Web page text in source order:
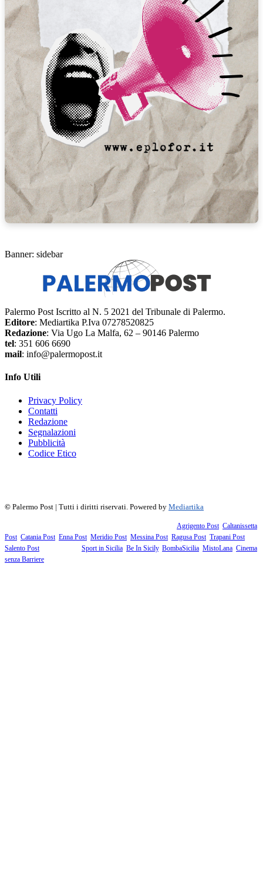
Banner: sidebar
Palermo Post Iscritto al N. 5 2021 del Tribunale di Palermo.
Editore: Mediartika P.Iva 07278520825
Redazione: Via Ugo La Malfa, 62 – 90146 Palermo
tel: 351 606 6690
mail: info@palermopost.it
Info Utili
Privacy Policy
Contatti
Redazione
Segnalazioni
Pubblicità
Codice Etico
© Palermo Post | Tutti i diritti riservati. Powered by Mediartika
Agrigento Post, Caltanissetta
Post, Catania Post, Enna Post, Meridio Post, Messina Post, Ragusa Post, Trapani Post,
Salento Post. I siti tematici: Sport in Sicilia Be In Sicily, BombaSicilia MistoLana Cinema
senza Barriere